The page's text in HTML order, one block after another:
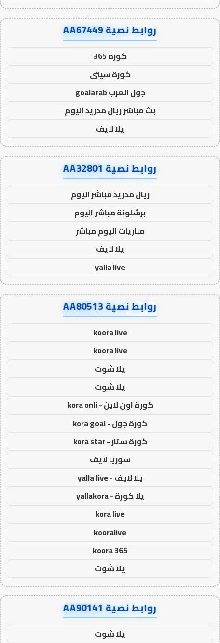
روابط نصية AA67449
كورة 365
كورة سيتي
جول العرب goalarab
بث مباشر ريال مدريد اليوم
يلا لايف
روابط نصية AA32801
ريال مدريد مباشر اليوم
برشلونة مباشر اليوم
مباريات اليوم مباشر
يلا لايف
yalla live
روابط نصية AA80513
koora live
koora live
يلا شوت
يلا شوت
كورة اون لاين - kora onli
كورة جول - kora goal
كورة ستار - kora star
سوريا لايف
يلا لايف - yalla live
يلا كورة - yallakora
kora live
kooralive
koora 365
يلا شوت
روابط نصية AA90141
يلا شوت